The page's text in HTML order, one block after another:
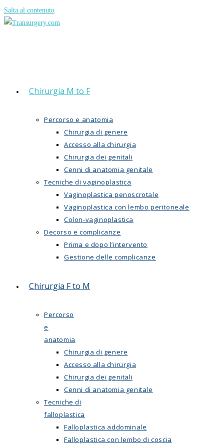
Salta al contenuto
Chirurgia M to F
Percorso e anatomia
Chirurgia di genere
Accesso alla chirurgia
Chirurgia dei genitali
Cenni di anatomia genitale
Tecniche di vaginoplastica
Vaginoplastica penoscrotale
Vaginoplastica con lembo peritoneale
Colon-vaginoplastica
Decorso e complicanze
Prima e dopo l’intervento
Gestione delle complicanze
Chirurgia F to M
Percorso
e
anatomia
Chirurgia di genere
Accesso alla chirurgia
Chirurgia dei genitali
Cenni di anatomia genitale
Tecniche di
falloplastica
Falloplastica addominale
Falloplastica con lembo di coscia